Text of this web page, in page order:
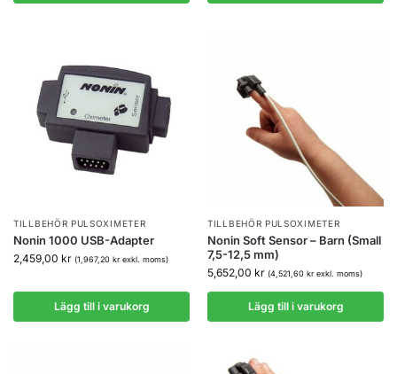
TILLBEHÖR PULSOXIMETER
Nonin 1000 USB-Adapter
2,459,00 kr (1,967,20 krexkl. moms)
Lägg till i varukorg
TILLBEHÖR PULSOXIMETER
Nonin Soft Sensor – Barn (Small
7,5-12,5 mm)
5,652,00 kr (4,521,60 krexkl. moms)
Lägg till i varukorg